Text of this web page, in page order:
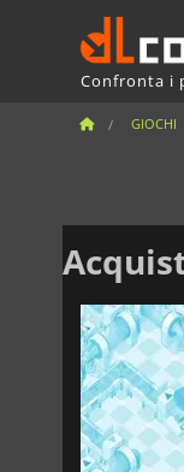
Confronta i
GIOCHI